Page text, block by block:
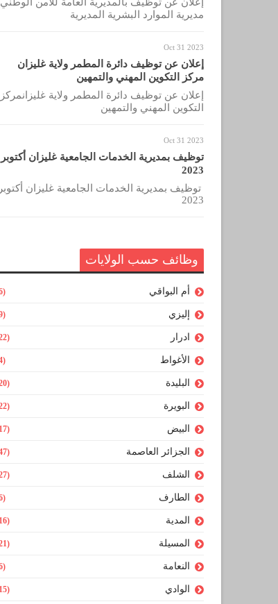
مديرية الموارد البشرية المديرية
Oct 31 2023
إعلان عن توظيف دائرة المطمر ولاية غليزان
مركز التكوين المهني والتمهين
إعلان عن توظيف دائرة المطمر ولاية غليزانمركز
التكوين المهني والتمهين
Oct 31 2023
توظيف بمديرية الخدمات الجامعية غليزان أكتوبر
2023
توظيف بمديرية الخدمات الجامعية غليزان أكتوبر
2023
وظائف حسب الولايات
أم البواقي (6)
إليزي (9)
ادرار (22)
الأغواط (4)
البليدة (20)
البويرة (22)
البيض (17)
الجزائر العاصمة (47)
الشلف (27)
الطارف (6)
المدية (16)
المسيلة (21)
النعامة (6)
الوادي (15)